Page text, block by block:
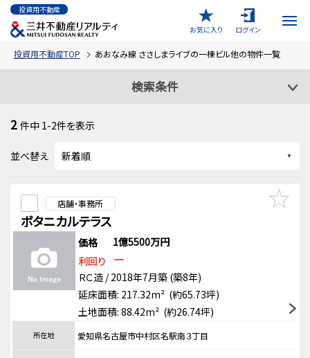
投資用不動産
お気に入り
ログイン
投資用不動産TOP あおなみ線 ささしまライブの一棟ビル他の物件一覧
検索条件
2 件中 1-2件を表示
並べ替え
店舗・事務所
ボタニカルテラス
価格
1億5500万円
利回り
－
ＲＣ造 / 2018年7月築 (築8年)
延床面積: 217.32m² (約65.73坪)
土地面積: 88.42m² (約26.74坪)
所在地 愛知県名古屋市中村区名駅南３丁目